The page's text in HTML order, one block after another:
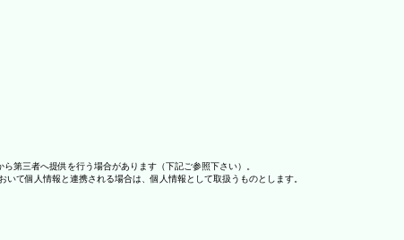
第三者へ提供を行う場合があります（下記ご参照下さい）。
て個人情報と連携される場合は、個人情報として取扱うものとします。